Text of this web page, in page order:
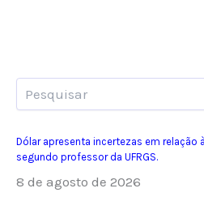
Dólar apresenta incertezas em
segundo professor da UFRGS.
8 de agosto de 2026